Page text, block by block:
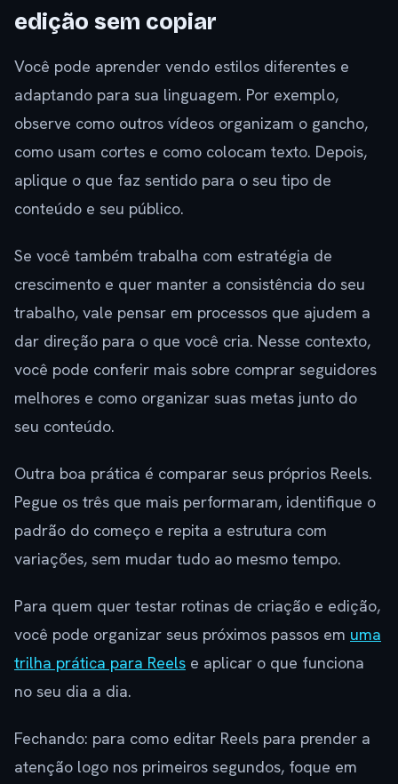
edição sem copiar
Você pode aprender vendo estilos diferentes e
adaptando para sua linguagem. Por exemplo,
observe como outros vídeos organizam o gancho,
como usam cortes e como colocam texto. Depois,
aplique o que faz sentido para o seu tipo de
conteúdo e seu público.
Se você também trabalha com estratégia de
crescimento e quer manter a consistência do seu
trabalho, vale pensar em processos que ajudem a
dar direção para o que você cria. Nesse contexto,
você pode conferir mais sobre comprar seguidores
melhores e como organizar suas metas junto do
seu conteúdo.
Outra boa prática é comparar seus próprios Reels.
Pegue os três que mais performaram, identifique o
padrão do começo e repita a estrutura com
variações, sem mudar tudo ao mesmo tempo.
Para quem quer testar rotinas de criação e edição,
você pode organizar seus próximos passos em uma
trilha prática para Reels e aplicar o que funciona
no seu dia a dia.
Fechando: para como editar Reels para prender a
atenção logo nos primeiros segundos, foque em